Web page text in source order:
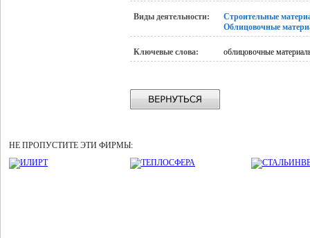
Виды деятельности:
Строительные
Облицовочные
Ключевые слова: облицовочные
НЕ ПРОПУСТИТЕ ЭТИ ФИРМЫ: